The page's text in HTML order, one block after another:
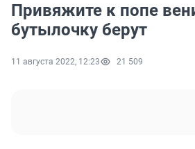
Привяжите к попе
бутылочку берут
11 августа 2022, 12:23 21 509